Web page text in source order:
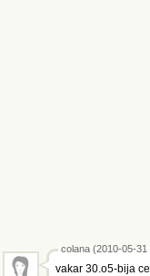
colana (2010-05-31
vakar 30.o5-bija